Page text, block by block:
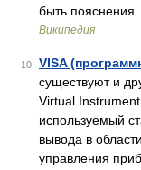
быть пояснения
Википедия
10 VISA
существуют и
Virtual
используемый
вывода в
управления